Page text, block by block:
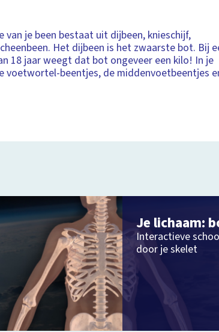
van je been bestaat uit dijbeen, knieschijf,
Het dijbeen is het zwaarste bot. Bij
18 jaar weegt dat bot ongeveer een kilo! In je
voetwortel-beentjes, de middenvoetbeentjes
Je lichaam:
Interactieve
door je skelet